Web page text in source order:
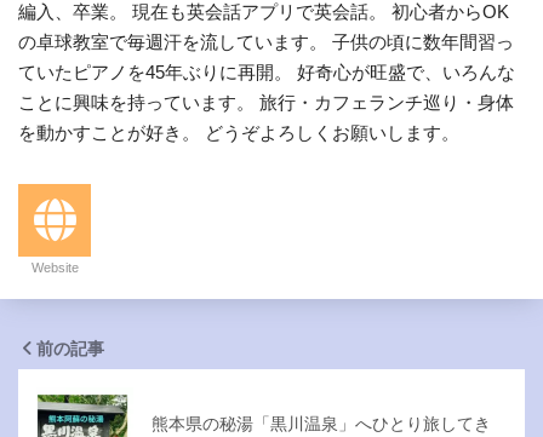
編入、卒業。 現在も英会話アプリで英会話。 初心者からOK
の卓球教室で毎週汗を流しています。 子供の頃に数年間習っ
ていたピアノを45年ぶりに再開。 好奇心が旺盛で、いろんな
ことに興味を持っています。 旅行・カフェランチ巡り・身体
を動かすことが好き。 どうぞよろしくお願いします。
Website
前の記事
熊本県の秘湯「黒川温泉」へひとり旅してき